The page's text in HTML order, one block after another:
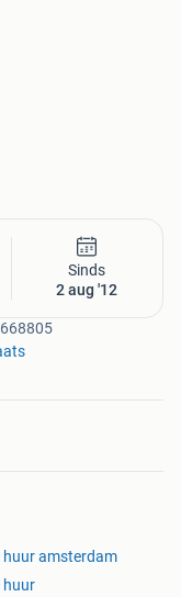
Sinds
2 aug '12
huur amsterdam
huur